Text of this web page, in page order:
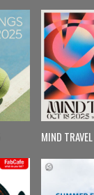
MIND TRAVEL